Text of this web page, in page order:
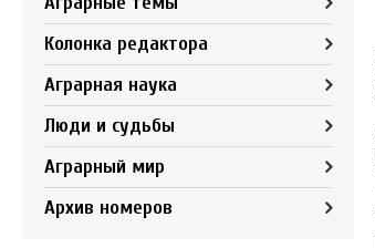
Колонка редактора
Аграрная наука
Люди и судьбы
Аграрный мир
Архив номеров